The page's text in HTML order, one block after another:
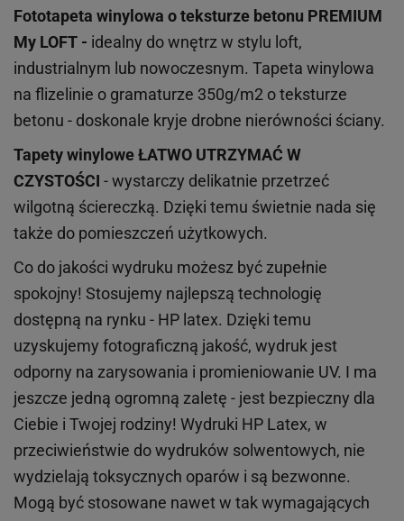
Fototapeta winylowa oteksturze betonu PREMIUM
My LOFT - idealny do wnętrz w stylu loft,
industrialnym lub nowoczesnym. Tapeta winylowa
na flizelinie o gramaturze 350g/m2 o teksturze
betonu - doskonale kryje drobne nierówności ściany.
Tapety winyloweŁATWO UTRZYMAĆ W
CZYSTOŚCI - wystarczy delikatnie przetrzeć
wilgotną ściereczką. Dzięki temu świetnie nada się
także do pomieszczeń użytkowych.
Co do jakości wydruku możesz być zupełnie
spokojny! Stosujemy najlepszą technologię
dostępną na rynku - HP latex. Dzięki temu
uzyskujemy fotograficzną jakość, wydruk jest
odporny na zarysowania i promieniowanie UV. I ma
jeszcze jedną ogromną zaletę - jest bezpieczny dla
Ciebie i Twojej rodziny! Wydruki HP Latex, w
przeciwieństwie do wydruków solwentowych, nie
wydzielają toksycznych oparów i są bezwonne.
Mogą być stosowane nawet w tak wymagających